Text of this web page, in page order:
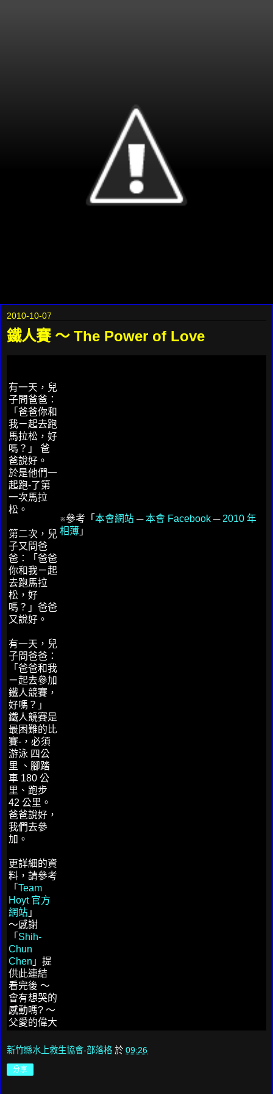
2010-10-07
鐵人賽 ～ The Power of Love
有一天，兒
子問爸爸：
「爸爸你和
我ㄧ起去跑
馬拉松，好
嗎？」 爸
爸說好。
於是他們一
起跑-了第
一次馬拉
松。
第二次，兒
子又問爸
爸：「爸爸
你和我ㄧ起
去跑馬拉
松，好
嗎？」爸爸
又說好。
有一天，兒
子問爸爸：
「爸爸和我
ㄧ起去參加
鐵人競賽，
好嗎？」
鐵人競賽是
最困難的比
賽-，必須
游泳 四公
里 、腳踏
車 180 公
里、跑步
42 公里。
爸爸說好，
我們去參
加。
更詳細的資
料，請參考
「 Team
Hoyt 官方
網站 」
～感謝
「 Shih-
Chun
Chen 」提
供此連結
看完後 ～
會有想哭的
感動嗎? ～
父愛的偉大
※參考「 本會網站 ─本會 Facebook ─ 2010 年
相薄 」
新竹縣水上救生協會-部落格 於 09:26
分享